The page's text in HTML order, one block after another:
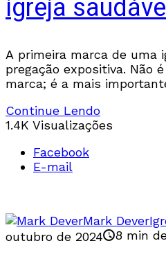
igreja
A primeira marca de uma
pregação expositiva. Não
marca; é a mais
Continue Lendo
1.4K Visualizações
Facebook
E-mail
Mark Dever
outubro de 2024
8 min